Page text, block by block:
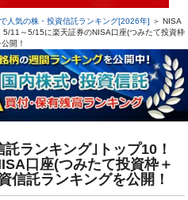
人気の株・投資信託ランキング[2026年] ＞ NISA
11～5/15に楽天証券のNISA口座(つみたて投資枠
開！
ランキング｣トップ10！
口座(つみたて投資枠＋
信託ランキングを公開！